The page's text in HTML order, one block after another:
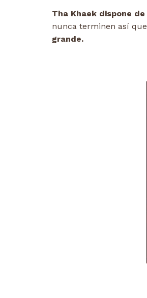
Tha Khaek dispone
nunca terminen así
grande.